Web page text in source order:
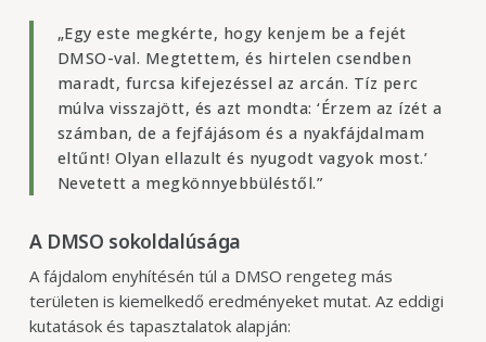
„Egy este megkérte, hogy kenjem be a fejét
DMSO-val. Megtettem, és hirtelen csendben
maradt, furcsa kifejezéssel az arcán. Tíz perc
múlva visszajött, és azt mondta: ‘Érzem az ízét a
számban, de a fejfájásom és a nyakfájdalmam
eltűnt! Olyan ellazult és nyugodt vagyok most.’
Nevetett a megkönnyebbüléstől.”
A DMSO sokoldalúsága
A fájdalom enyhítésén túl a DMSO rengeteg más
területen is kiemelkedő eredményeket mutat. Az eddigi
kutatások és tapasztalatok alapján: